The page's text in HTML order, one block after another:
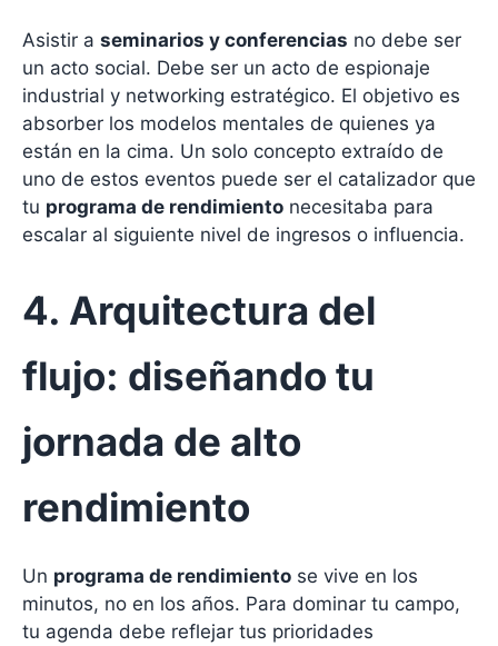
Asistir a seminarios y conferencias no debe ser
un acto social. Debe ser un acto de espionaje
industrial y networking estratégico. El objetivo es
absorber los modelos mentales de quienes ya
están en la cima. Un solo concepto extraído de
uno de estos eventos puede ser el catalizador que
tu programa de rendimiento necesitaba para
escalar al siguiente nivel de ingresos o influencia.
4. Arquitectura del
flujo: diseñando tu
jornada de alto
rendimiento
Un programa de rendimiento se vive en los
minutos, no en los años. Para dominar tu campo,
tu agenda debe reflejar tus prioridades